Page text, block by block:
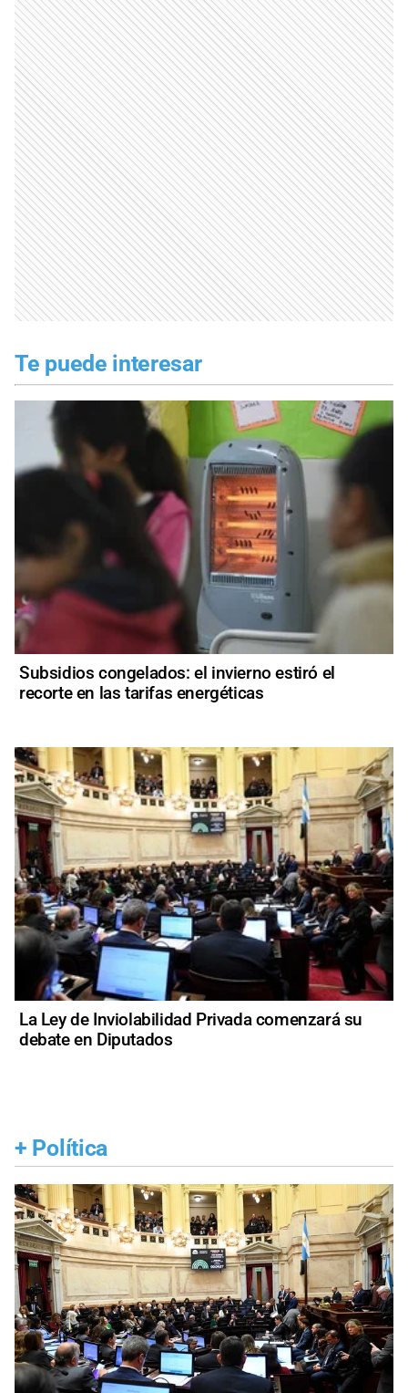
Te puede interesar
Subsidios congelados: el invierno estiró el
recorte en las tarifas energéticas
La Ley de Inviolabilidad Privada comenzará su
debate en Diputados
+ Política